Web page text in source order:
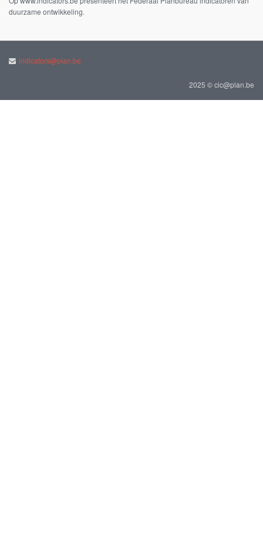
duurzame ontwikkeling.
indicators@plan.be
2025 © cic@plan.be